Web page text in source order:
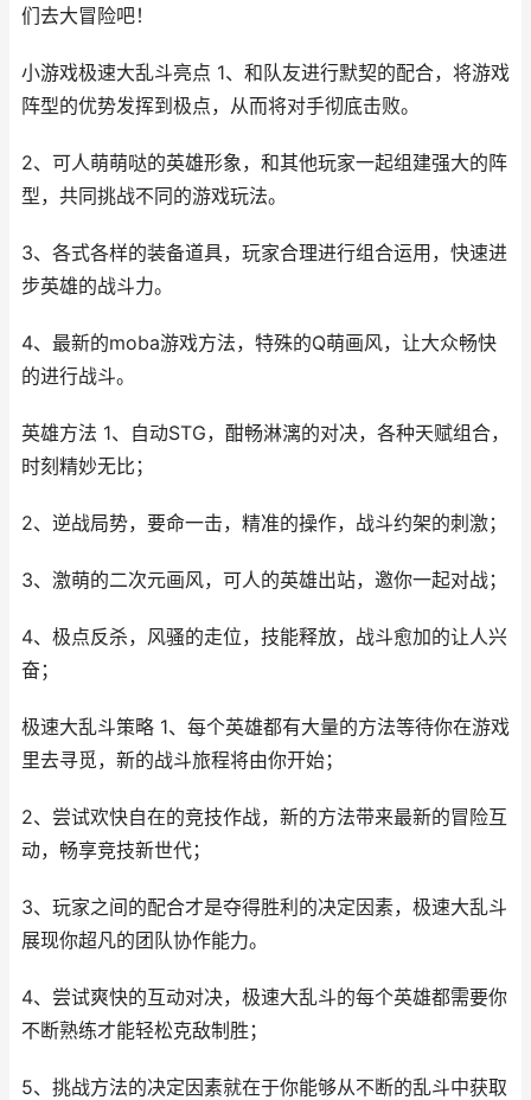
们去大冒险吧！
小游戏极速大乱斗亮点 1、和队友进行默契的配合，将游戏
阵型的优势发挥到极点，从而将对手彻底击败。
2、可人萌萌哒的英雄形象，和其他玩家一起组建强大的阵
型，共同挑战不同的游戏玩法。
3、各式各样的装备道具，玩家合理进行组合运用，快速进
步英雄的战斗力。
4、最新的moba游戏方法，特殊的Q萌画风，让大众畅快
的进行战斗。
英雄方法 1、自动STG，酣畅淋漓的对决，各种天赋组合，
时刻精妙无比；
2、逆战局势，要命一击，精准的操作，战斗约架的刺激；
3、激萌的二次元画风，可人的英雄出站，邀你一起对战；
4、极点反杀，风骚的走位，技能释放，战斗愈加的让人兴
奋；
极速大乱斗策略 1、每个英雄都有大量的方法等待你在游戏
里去寻觅，新的战斗旅程将由你开始；
2、尝试欢快自在的竞技作战，新的方法带来最新的冒险互
动，畅享竞技新世代；
3、玩家之间的配合才是夺得胜利的决定因素，极速大乱斗
展现你超凡的团队协作能力。
4、尝试爽快的互动对决，极速大乱斗的每个英雄都需要你
不断熟练才能轻松克敌制胜；
5、挑战方法的决定因素就在于你能够从不断的乱斗中获取